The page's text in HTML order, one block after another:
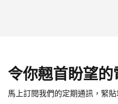
令你翹首盼望的
馬上訂閱我們的定期通訊，緊